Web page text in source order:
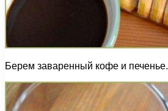
Берем заваренный кофе и печенье.